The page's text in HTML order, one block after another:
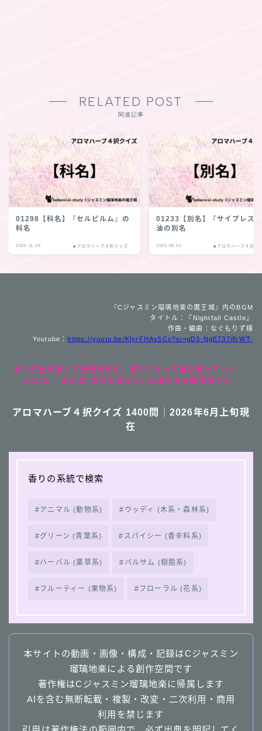
RELATED POST
関連記事
01298【科名】『セルピルム』の
科名
2025.11.29 ■アロマハーブ４択クイズ
01233【別名】『サイプレス
油の別名
2025.08.02 ■アロマハーブ４択ク
『Cジャスミン瑠璃地楽の魔王城』内のBGM
タイトル：『Nightfall Castle』
作曲・編曲：なぐもりず様
Youtube： https://youtu.be/KlyrFHAv5Co?si=gD3-NgE737i8rWT-
香りの色を通して記憶を呼び、学びによって魂が整っていく──
ここは、“またね”の光を覚えている者たちの魔導城です。
アロマハーブ４択クイズ 1400問｜2026年6月上旬現
在
香りの系統で検索
アニマル (動物系) ウッディ (木系・森林系)
グリーン (青葉系) スパイシー (香辛料系)
ハーバル (薬草系) バルサム (樹脂系)
フルーティー (果物系) フローラル (花系)
本サイトの動画・画像・構成・記録はCジャスミン
瑠璃地楽による創作空間です
著作権はCジャスミン瑠璃地楽に帰属します
AIを含む無断転載・複製・改変・二次利用・商用
利用を禁じます